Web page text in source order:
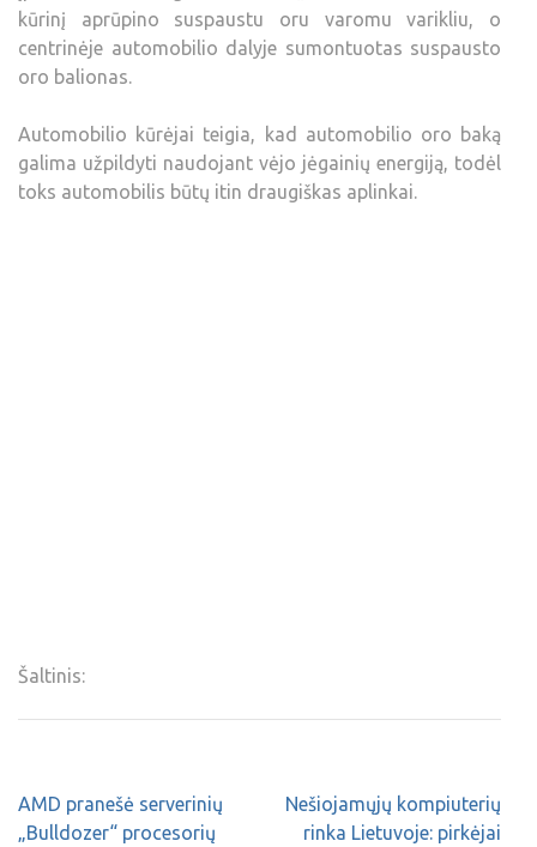
kūrinį aprūpino suspaustu oru varomu varikliu, o
centrinėje automobilio dalyje sumontuotas suspausto
oro balionas.
Automobilio kūrėjai teigia, kad automobilio oro baką
galima užpildyti naudojant vėjo jėgainių energiją, todėl
toks automobilis būtų itin draugiškas aplinkai.
Šaltinis:
AMD pranešė serverinių
„Bulldozer“ procesorių
Nešiojamųjų kompiuterių
rinka Lietuvoje: pirkėjai